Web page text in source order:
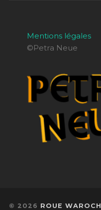
Mentions légales
©Petra Neue
© 2026 ROUE WAROCH